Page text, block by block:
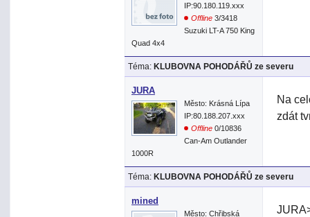
IP:90.180.119.xxx
Offline 3/3418
Suzuki LT-A 750 King
Quad 4x4
Téma: KLUBOVNA POHODÁŘŮ ze severu
JURA
Město: Krásná Lípa
IP:80.188.207.xxx
Offline 0/10836
Can-Am Outlander
1000R
Na
zdát
Téma: KLUBOVNA POHODÁŘŮ ze severu
mined
Město: Chřibská